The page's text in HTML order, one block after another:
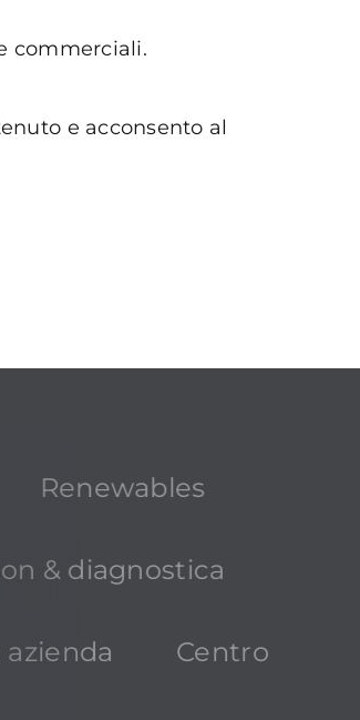
commerciali.
e acconsento al
Renewables
& diagnostica
Centro